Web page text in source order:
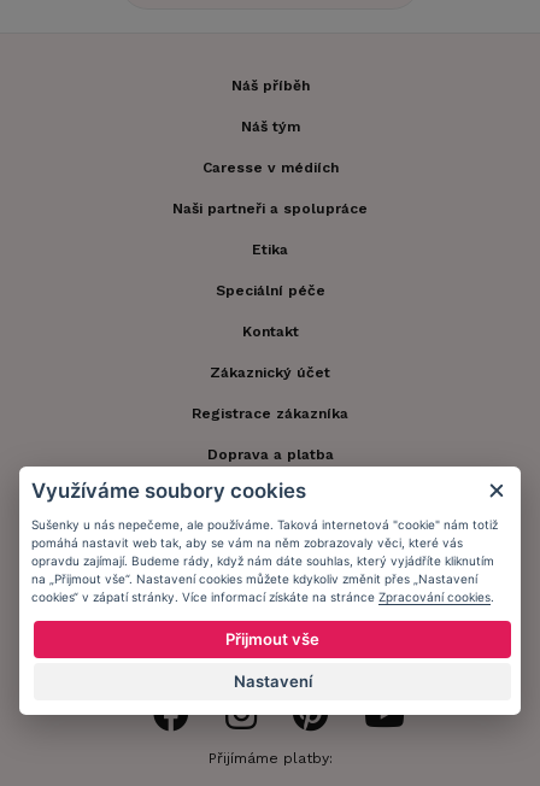
Náš příběh
Náš tým
Caresse v médiích
Naši partneři a spolupráce
Etika
Speciální péče
Kontakt
Zákaznický účet
Registrace zákazníka
Doprava a platba
Obchodní podmínky
Ochrana osobních údajů
Informační memorandum
Zůstaňte s námi v kontaktu.
Přijímáme platby:
Využíváme soubory cookies
Sušenky u nás nepečeme, ale používáme. Taková internetová "cookie" nám totiž
pomáhá nastavit web tak, aby se vám na něm zobrazovaly věci, které vás
opravdu zajímají. Budeme rády, když nám dáte souhlas, který vyjádříte kliknutím
na „Přijmout vše“. Nastavení cookies můžete kdykoliv změnit přes „Nastavení
cookies“ v zápatí stránky. Více informací získáte na stránce Zpracování cookies
Přijmout vše
Nastavení